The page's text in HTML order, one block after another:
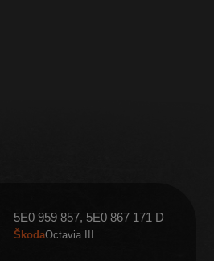
5E0 959 857, 5E0 867 171 D
ŠkodaOctavia III